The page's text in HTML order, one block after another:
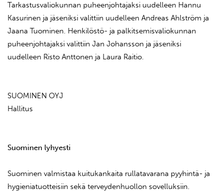
Tarkastusvaliokunnan puheenjohtajaksi uudelleen Hannu
Kasurinen ja jäseniksi valittiin uudelleen Andreas Ahlström ja
Jaana Tuominen. Henkilöstö- ja palkitsemisvaliokunnan
puheenjohtajaksi valittiin Jan Johansson ja jäseniksi
uudelleen Risto Anttonen ja Laura Raitio.
SUOMINEN OYJ
Hallitus
Suominen lyhyesti
Suominen valmistaa kuitukankaita rullatavarana pyyhintä- ja
hygieniatuotteisiin sekä terveydenhuollon sovelluksiin.